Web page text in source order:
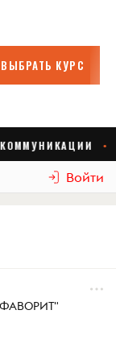
Войти